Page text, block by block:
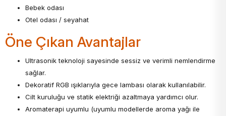
Bebek odası
Otel odası / seyahat
Öne Çıkan Avantajlar
Ultrasonik teknoloji sayesinde sessiz ve verimli nemlendirme
sağlar.
Dekoratif RGB ışıklarıyla gece lambası olarak kullanılabilir.
Cilt kuruluğu ve statik elektriği azaltmaya yardımcı olur.
Aromaterapi uyumlu (uyumlu modellerde aroma yağı ile